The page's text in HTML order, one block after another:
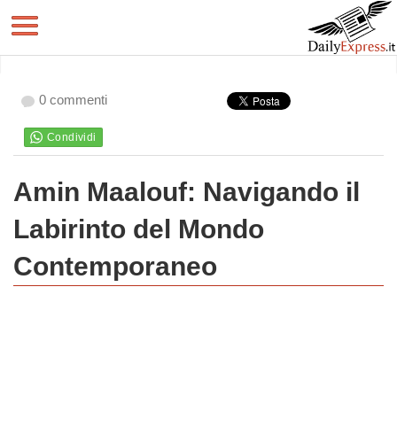
0 commenti
Amin Maalouf: Navigando il
Labirinto del Mondo
Contemporaneo